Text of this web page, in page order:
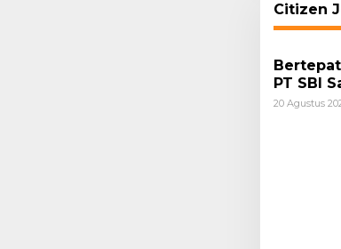
Citizen
PT SBI
20 Agustus